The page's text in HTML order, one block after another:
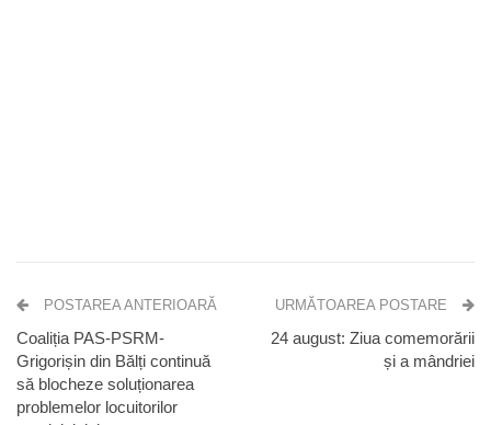
POSTAREA ANTERIOARĂ
Coaliția PAS-PSRM-
Grigorișin din Bălți continuă
să blocheze soluționarea
problemelor locuitorilor
URMĂTOAREA POSTARE
24 august: Ziua comemorării
și a mândriei